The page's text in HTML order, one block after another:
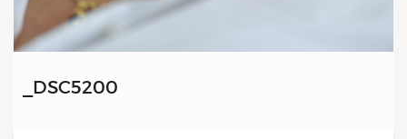
_DSC5200
Infolinia
Cykl edukacyjny Powiat Piaseczeński